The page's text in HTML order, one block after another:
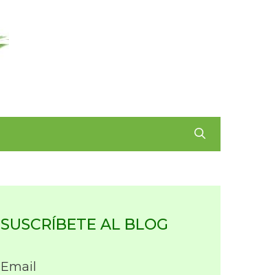
SUSCRÍBETE AL BLOG
Email